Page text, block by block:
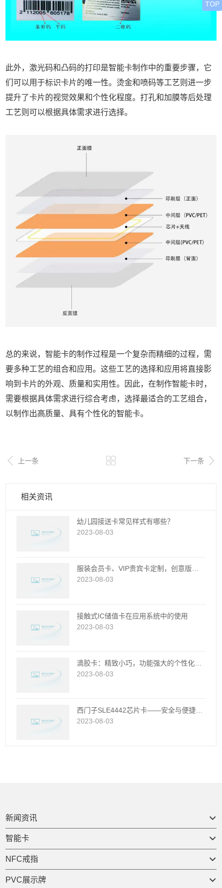
此外，激光码和凸码的打印是智能卡制作中的重要步骤，它
们可以用于标识卡片的唯一性。烫金和喷码等工艺则进一步
提升了卡片的视觉效果和个性化程度。打孔和加膜等后处理
工艺则可以根据具体需求进行选择。
总的来说，智能卡的制作过程是一个复杂而精细的过程，需
要多种工艺的组合和应用。这些工艺的选择和应用将直接影
响到卡片的外观、质量和实用性。因此，在制作智能卡时，
需要根据具体需求进行综合考虑，选择最适合的工艺组合，
以制作出高质量、具有个性化的智能卡。
 上一条  
下一条
相关资讯
幼儿园接送卡常见样式有哪些？
2023-08-03
服装会员卡、VIP贵宾卡定制，创意版面设计，提供打样...
2023-08-03
接触式IC储值卡在应用系统中的使用
2023-08-03
2023-08-03
2023-08-03
新闻资讯 
智能卡 
NFC戒指 
PVC展示牌 
TOP